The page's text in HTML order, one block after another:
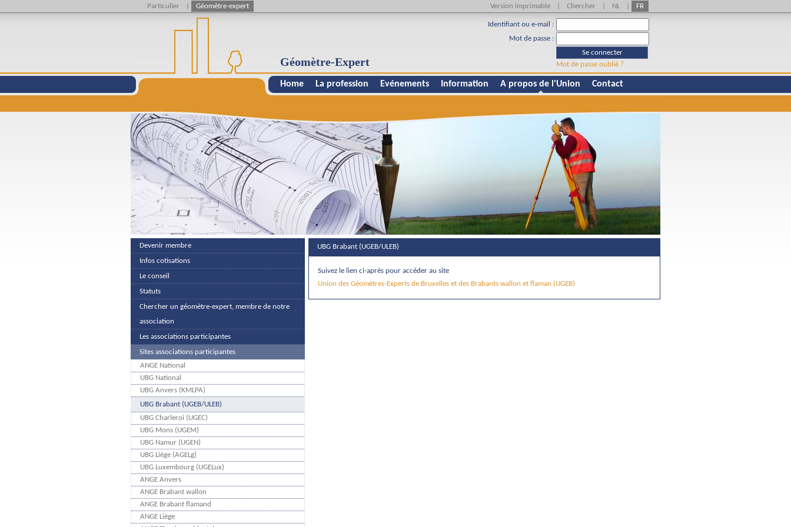
Identifiant ou e-mail :
Mot de passe :
Se connecter
Mot de passe oublié ?
Géomètre-Expert
Home La profession Evénements Information A propos de l'Union Contact
Devenir membre
Infos cotisations
Le conseil
Statuts
Chercher un géomètre-expert, membre de notre
association
Les associations participantes
Sites associations participantes
ANGE National
UBG National
UBG Anvers (KMLPA)
UBG Brabant (UGEB/ULEB)
UBG Charleroi (UGEC)
UBG Mons (UGEM)
UBG Namur (UGEN)
UBG Liège (AGELg)
UBG Luxembourg (UGELux)
ANGE Anvers
ANGE Brabant wallon
ANGE Brabant flamand
ANGE Liège
UBG Brabant (UGEB/ULEB)
Suivez le lien ci-après pour accéder au site
Union des Géomètres-Experts de Bruxelles et des Brabants wallon et flaman (UGEB)
NL FR
Particulier Géomètre-expert Version imprimable Chercher